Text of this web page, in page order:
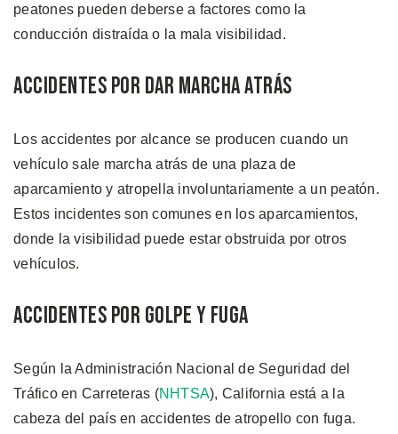
peatones pueden deberse a factores como la
conducción distraída o la mala visibilidad.
Accidentes por Dar Marcha Atrás
Los accidentes por alcance se producen cuando un
vehículo sale marcha atrás de una plaza de
aparcamiento y atropella involuntariamente a un peatón.
Estos incidentes son comunes en los aparcamientos,
donde la visibilidad puede estar obstruida por otros
vehículos.
Accidentes por Golpe y Fuga
Según la Administración Nacional de Seguridad del
Tráfico en Carreteras (NHTSA), California está a la
cabeza del país en accidentes de atropello con fuga.